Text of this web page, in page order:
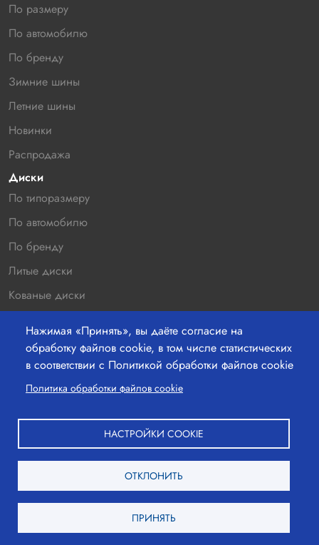
Нажимая «Принять», вы даёте согласие на
обработку файлов cookie, в том числе статистических
в соответствии с Политикой обработки файлов cookie
Политика обработки файлов cookie
НАСТРОЙКИ COOKIE
ОТКЛОНИТЬ
ПРИНЯТЬ
По размеру
По автомобилю
По бренду
Зимние шины
Летние шины
Новинки
Распродажа
Диски
По типоразмеру
По автомобилю
По бренду
Литые диски
Кованые диски
Распродажа
Контакты
220036 г.Минск, Бетонный проезд 19а, офис 211
+37529-363-05-00
+37517-363-25-00